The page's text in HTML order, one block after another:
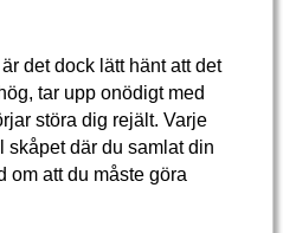
det dock lätt hänt att det
tar upp onödigt med
störa dig rejält. Varje
skåpet där du samlat din
om att du måste göra